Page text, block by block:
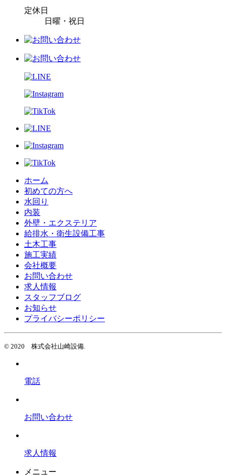
定休日
日曜・祝日
ホーム
初めての方へ
水回り
内装
外壁・エクステリア
給排水・衛生設備工事
土木工事
施工実績
会社概要
お問い合わせ
求人情報
スタッフブログ
お知らせ
プライバシーポリシー
© 2020 株式会社山崎設備.
電話
お問い合わせ
求人情報
メニュー